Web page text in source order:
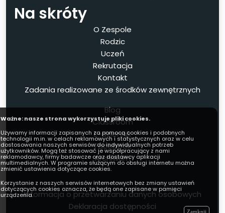
Na skróty
O Zespole
Rodzic
Uczeń
Rekrutacja
Kontakt
Zadania realizowane ze środków zewnętrznych
Blog
Classroom
E-dziennik
Facebook
Archiwum
Informacja o przetwarzaniu danych osobowych
Deklaracja dostępności
Ważne: nasze strona wykorzystuje pliki cookies.
Używamy informacji zapisanych za pomocą cookies i podobnych
technologii m.in. w celach reklamowych i statystycznych oraz w celu
dostosowania naszych serwisów do indywidualnych potrzeb
użytkowników. Mogą też stosować je współpracujący z nami
reklamodawcy, firmy badawcze oraz dostawcy aplikacji
multimedialnych. W programie służącym do obsługi internetu można
zmienić ustawienia dotyczące cookies.
Korzystanie z naszych serwisów internetowych bez zmiany ustawień
dotyczących cookies oznacza, że będą one zapisane w pamięci
urządzenia.
Zamknij